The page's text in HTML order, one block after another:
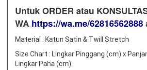
Untuk ORDER atau
WA https://wa.me/62816562888
Material : Katun Satin & Twill Stretch
Size Chart : Lingkar Pinggang (cm) x
Lingkar Paha (cm)